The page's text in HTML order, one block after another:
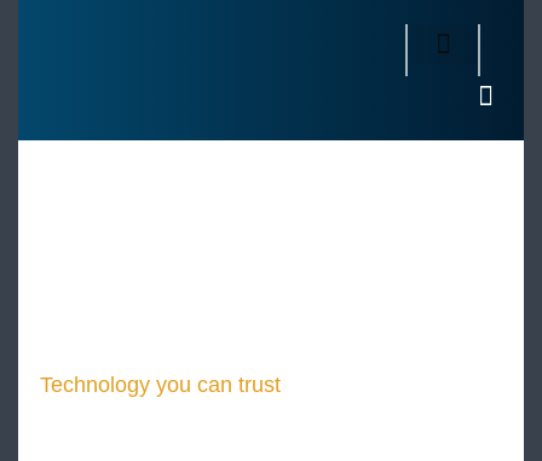
Technology you can trust